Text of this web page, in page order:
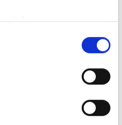
niekoľko metrov
charakteristík (odtlačky
. Súhlas